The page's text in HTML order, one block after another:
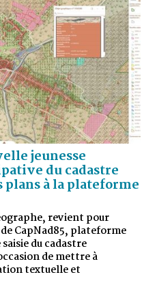
jeunesse
du cadastre
plans à la plateforme
revient pour
CapNad85, plateforme
du cadastre
de mettre à
textuelle et